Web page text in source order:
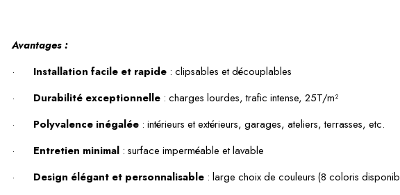
Avantages :
·
Installation facile et rapide : clipsables et découplables
·
Durabilité exceptionnelle : charges lourdes, trafic intense, 25T/m²
·
Polyvalence inégalée : intérieurs et extérieurs, garages, ateliers, terrasses, etc.
·
Entretien minimal : surface imperméable et lavable
·
Design élégant et personnalisable : large choix de couleurs (8 coloris